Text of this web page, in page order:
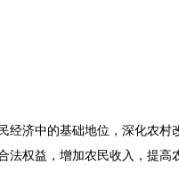
济中的基础地位，深化农村
法权益，增加农民收入，提